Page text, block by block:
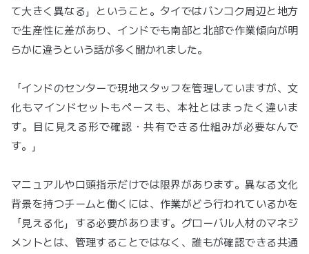
て大きく異なる」ということ。タイではバンコク周辺と地方
で生産性に差があり、インドでも南部と北部で作業傾向が明
らかに違うという話が多く聞かれました。
「インドのセンターで現地スタッフを管理していますが、文
化もマインドセットもペースも、本社とはまったく違いま
す。目に見える形で確認・共有できる仕組みが必要なんで
す。」
マニュアルや口頭指示だけでは限界があります。異なる文化
背景を持つチームと働くには、作業がどう行われているかを
「見える化」する必要があります。グローバル人材のマネジ
メントとは、管理することではなく、誰もが確認できる共通